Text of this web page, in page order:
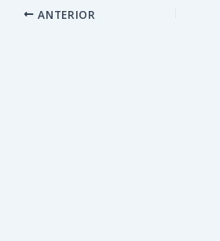
ANTERIOR